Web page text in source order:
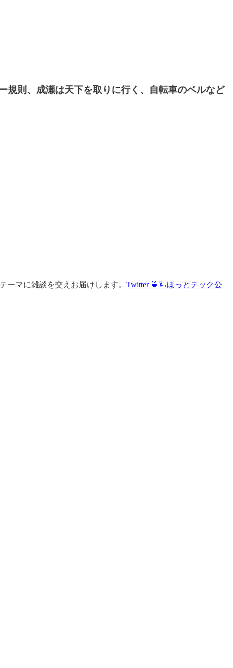
規則、成瀬は天下を取りに行く、自転車のベルなど
ーマに雑談を交えお届けします。 Twitter 🍵🦾ほっとテック公